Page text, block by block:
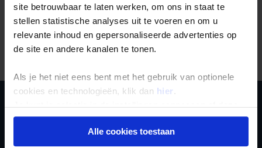
site betrouwbaar te laten werken, om ons in staat te
stellen statistische analyses uit te voeren en om u
relevante inhoud en gepersonaliseerde advertenties op
de site en andere kanalen te tonen.
Als je het niet eens bent met het gebruik van optionele
cookies en technologieën, klik dan hier .
Je kunt je selectie in de instellingen aanpassen of deze
onder aan de pagina op elk gewenst moment voor de
toekomst wijzigen.Alle cookies toestaan
Augustus
19 9 3
-
September 23 9 4
-
Oktober
24 9 9
-
November
26
Schrijf je in voor de
nieuwsbrief